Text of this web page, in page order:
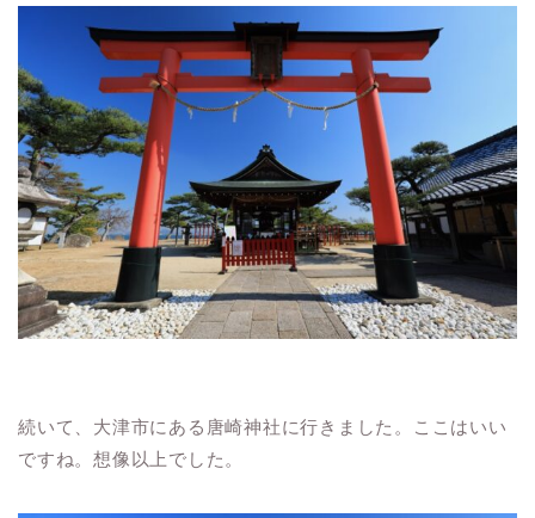
続いて、大津市にある唐崎神社に行きました。ここはいい
ですね。想像以上でした。